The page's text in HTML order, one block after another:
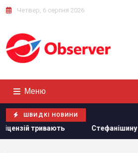
Четвер, 6 серпня 2026
Меню
ШВИДКІ НОВИНИ
підозрюють в незаконному